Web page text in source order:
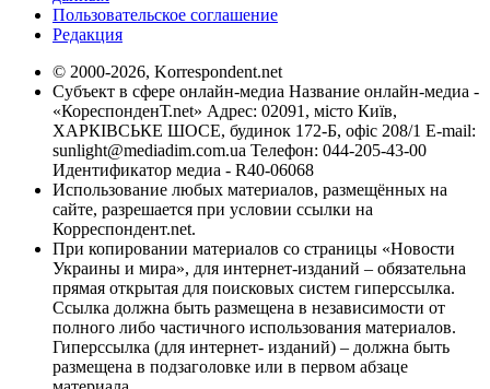
Пользовательское соглашение
Редакция
© 2000-2026, Korrespondent.net
Субъект в сфере онлайн-медиа Название онлайн-медиа -
«КореспонденТ.net» Адрес: 02091, місто Київ,
ХАРКІВСЬКЕ ШОСЕ, будинок 172-Б, офіс 208/1 E-mail:
sunlight@mediadim.com.ua Телефон: 044-205-43-00
Идентификатор медиа - R40-06068
Использование любых материалов, размещённых на
сайте, разрешается при условии ссылки на
Корреспондент.net.
При копировании материалов со страницы «Новости
Украины и мира», для интернет-изданий – обязательна
прямая открытая для поисковых систем гиперссылка.
Ссылка должна быть размещена в независимости от
полного либо частичного использования материалов.
Гиперссылка (для интернет- изданий) – должна быть
размещена в подзаголовке или в первом абзаце